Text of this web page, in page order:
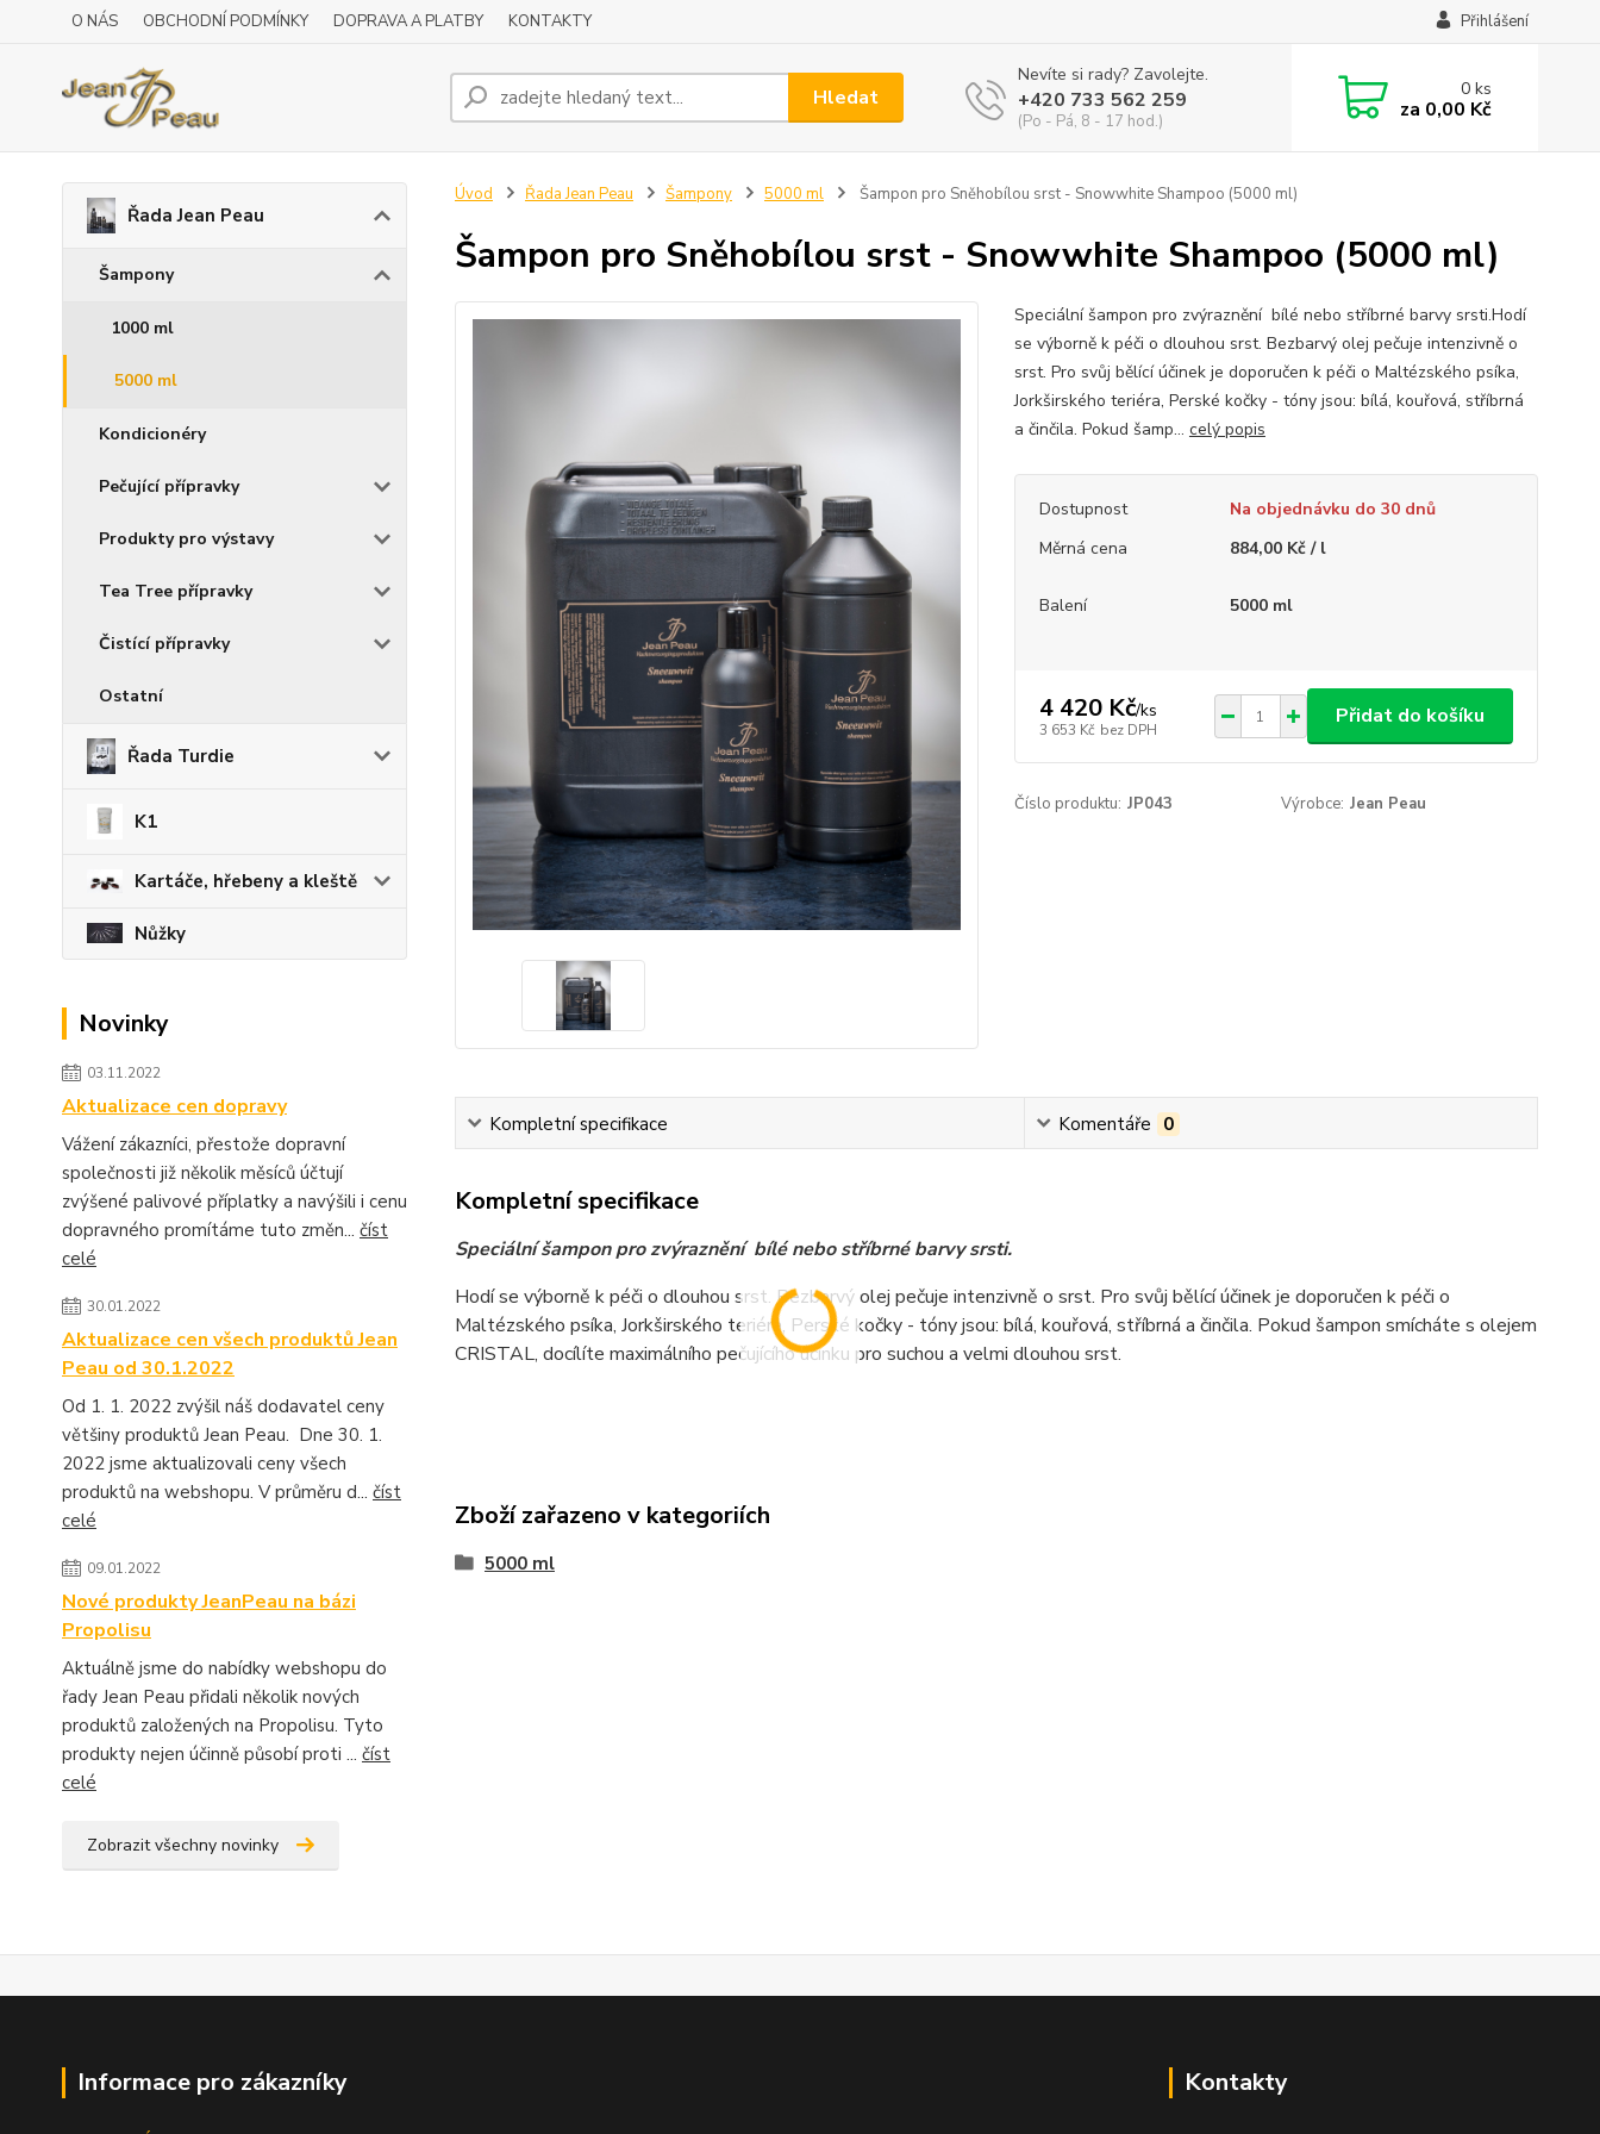
O NÁS OBCHODNÍ PODMÍNKY DOPRAVA A PLATBY KONTAKTY Přihlášení
Hledat
Nevíte si rady? Zavolejte.
+420 733 562 259
(Po - Pá, 8 - 17 hod.)
0ks
za 0,00 Kč
Řada Jean Peau
Šampony
1000 ml
5000 ml
Kondicionéry
Pečující přípravky
Produkty pro výstavy
Tea Tree přípravky
Čistící přípravky
Ostatní
Řada Turdie
K1
Kartáče, hřebeny a kleště
Nůžky
Novinky
03.11.2022
Aktualizace cen dopravy
Vážení zákazníci, přestože dopravní
společnosti již několik měsíců účtují
zvýšené palivové příplatky a navýšili i cenu
dopravného promítáme tuto změn... číst
celé
30.01.2022
Aktualizace cen všech produktů Jean
Peau od 30.1.2022
Od 1. 1. 2022 zvýšil náš dodavatel ceny
většiny produktů Jean Peau. Dne 30. 1.
2022 jsme aktualizovali ceny všech
produktů na webshopu. V průměru d... číst
celé
09.01.2022
Nové produkty JeanPeau na bázi
Propolisu
Aktuálně jsme do nabídky webshopu do
řady Jean Peau přidali několik nových
produktů založených na Propolisu. Tyto
produkty nejen účinně působí proti ... číst
celé
Zobrazit všechny novinky
Úvod Řada Jean Peau Šampony 5000 ml Šampon pro Sněhobílou srst - Snowwhite Shampoo (5000 ml)
Šampon pro Sněhobílou srst - Snowwhite Shampoo (5000 ml)
Speciální šampon pro zvýraznění bílé nebo stříbrné barvy srsti.Hodí
se výborně k péči o dlouhou srst. Bezbarvý olej pečuje intenzivně o
srst. Pro svůj bělící účinek je doporučen k péči o Maltézského psíka,
Jorkširského teriéra, Perské kočky - tóny jsou: bílá, kouřová, stříbrná
a činčila. Pokud šamp... celý popis
Dostupnost
Na objednávku do 30 dnů
Měrná cena
884,00 Kč / l
Balení 5000 ml
4 420 Kč/ks
3 653 Kč bez DPH
Přidat do košíku
Číslo produktu: JP043 Výrobce: Jean Peau
Kompletní specifikace Komentáře 0
Kompletní specifikace
Speciální šampon pro zvýraznění bílé nebo stříbrné barvy srsti.
Hodí se výborně k péči o dlouhou srst. Bezbarvý olej pečuje intenzivně o srst. Pro svůj bělící účinek je doporučen k péči o
Maltézského psíka, Jorkširského teriéra, Perské kočky - tóny jsou: bílá, kouřová, stříbrná a činčila. Pokud šampon smícháte s olejem
CRISTAL, docílíte maximálního pečujícího účinku pro suchou a velmi dlouhou srst.
Zboží zařazeno v kategoriích
5000 ml
Informace pro zákazníky Kontakty